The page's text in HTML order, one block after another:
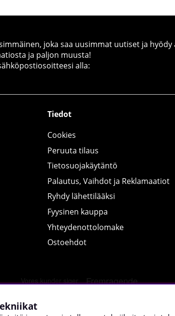
joka saa uusimmat uutiset ja
ja paljon muusta!
alla:
Tiedot
Cookies
Peruuta tilaus
Tietosuojakäytäntö
Palautus, Vaihdot ja Reklamaatiot
Ryhdy lähettilääksi
Fyysinen kauppa
Yhteydenottolomake
Ostoehdot